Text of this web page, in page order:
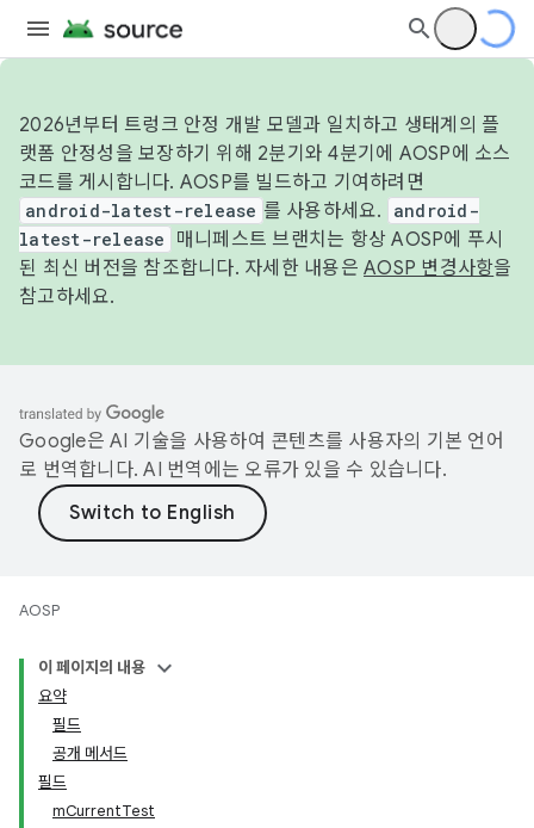
2026년부터 트렁크 안정 개발 모델과 일치하고 생태계의 플
랫폼 안정성을 보장하기 위해 2분기와 4분기에 AOSP에 소스
코드를 게시합니다. AOSP를 빌드하고 기여하려면
android-latest-release 를 사용하세요.
android-
latest-release
매니페스트 브랜치는 항상 AOSP에 푸시
된 최신 버전을 참조합니다. 자세한 내용은 AOSP 변경사항을
참고하세요.
Google은 AI 기술을 사용하여 콘텐츠를 사용자의 기본 언어
로 번역합니다. AI 번역에는 오류가 있을 수 있습니다.
AOSP
이 페이지의 내용
요약
필드
공개 메서드
필드
mCurrentTest